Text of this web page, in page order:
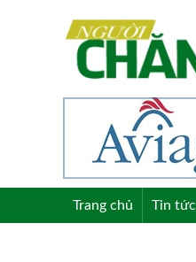
Trang chủ Tin tức